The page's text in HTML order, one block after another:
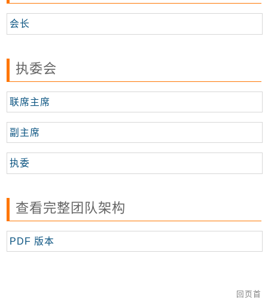
会长
执委会
联席主席
副主席
执委
查看完整团队架构
PDF 版本
回页首